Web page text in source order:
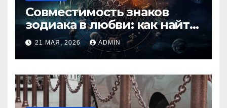
Совместимость знаков
зодиака в любви: как найти
идеальную пару и
избежать конфликтов
21 МАЯ, 2026 ADMIN